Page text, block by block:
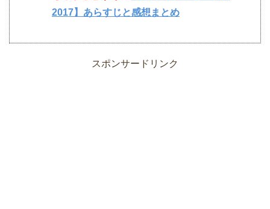
2017】あらすじと感想まとめ
スポンサードリンク